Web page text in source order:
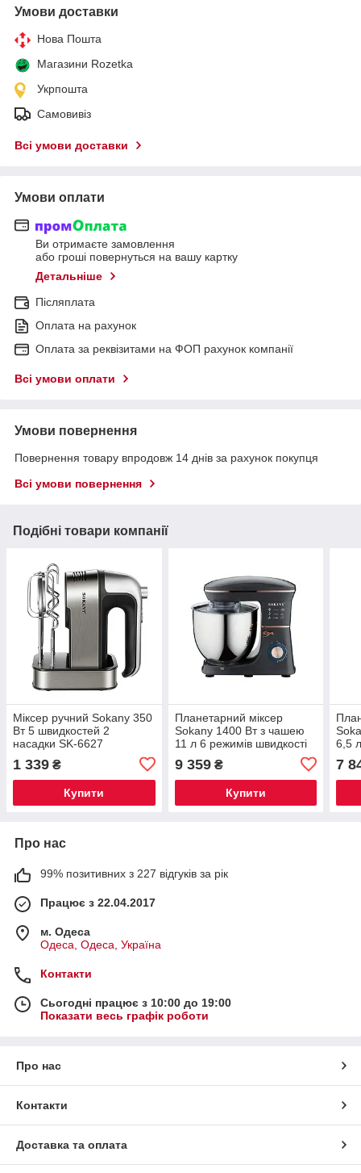
Умови доставки
Нова Пошта
Магазини Rozetka
Укрпошта
Самовивіз
Всі умови доставки
Умови оплати
Ви отримаєте замовлення
або гроші повернуться на вашу картку
Детальніше
Післяплата
Оплата на рахунок
Оплата за реквізитами на ФОП рахунок компанії
Всі умови оплати
Умови повернення
Повернення товару впродовж 14 днів за рахунок покупця
Всі умови повернення
Подібні товари компанії
Міксер ручний Sokany 350
Вт 5 швидкостей 2
насадки SK-6627
1 339 ₴
Купити
Планетарний міксер
Sokany 1400 Вт з чашею
11 л 6 режимів швидкості
9 359₴
Купити
6,5
7
Про нас
99% позитивних з 227 відгуків за рік
Працює з 22.04.2017
м. Одеса
Одеса, Одеса, Україна
Контакти
Сьогодні працює з 10:00 до 19:00
Показати весь графік роботи
Про нас
Контакти
Доставка та оплата